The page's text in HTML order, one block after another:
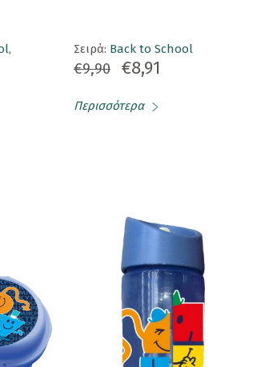
,
Σειρά: Back to School
€9,90 €8,91
Περισσότερα